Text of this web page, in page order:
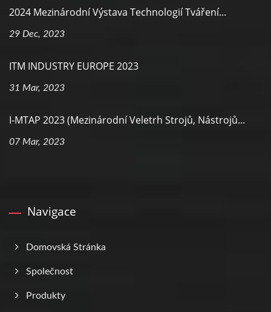
2024 Mezinárodní Výstava Technologií Tváření...
29 Dec, 2023
ITM INDUSTRY EUROPE 2023
31 Mar, 2023
I-MTAP 2023 (Mezinárodní Veletrh Strojů, Nástrojů...
07 Mar, 2023
Navigace
Domovská Stránka
Společnost
Produkty